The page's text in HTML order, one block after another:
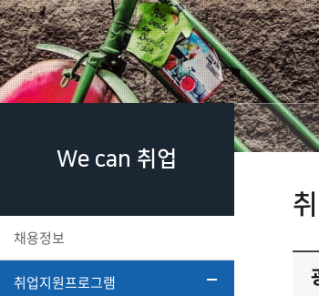
We can 취업
채용정보
취업지원프로그램